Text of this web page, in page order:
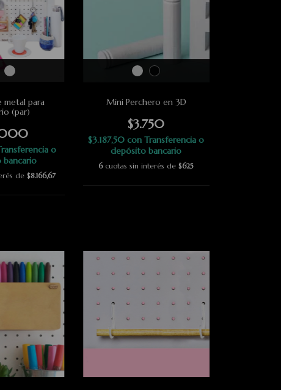
metal para
(par)
o
de $8.166,67
Mini Perchero en 3D
$3.750
$3.187,50con Transferencia o
depósito bancario
6 cuotas sin interés de$625